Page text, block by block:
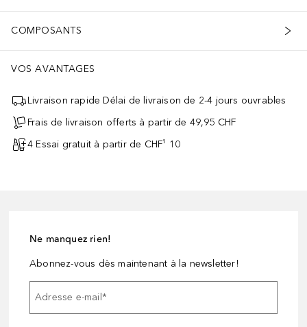
COMPOSANTS
VOS AVANTAGES
Livraison rapide Délai de livraison de 2-4 jours ouvrables
Frais de livraison offerts à partir de 49,95 CHF
4 Essai gratuit à partir de CHF¹ 10
Ne manquez rien!
Abonnez-vous dès maintenant à la newsletter!
Adresse e-mail*